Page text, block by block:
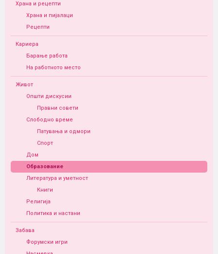
Храна и рецепти
Храна и пијалаци
Рецепти
Кариера
Барање работа
На работното место
Живот
Општи дискусии
Правни совети
Слободно време
Патувања и одмори
Спорт
Дом
Образование
Литература и уметност
Книги
Религија
Политика и настани
Забава
Форумски игри